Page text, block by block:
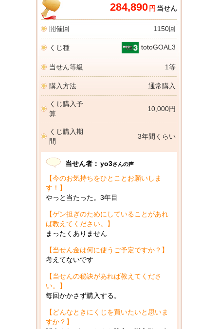
284,890 円 当せん
開催回 1150回
くじ種 totoGOAL3
当せん等級 1等
購入方法 通常購入
くじ購入予
算
10,000円
くじ購入期
間
3年間くらい
当せん者： yo3さんの声
【今のお気持ちをひとことお願いしま
す！】
やっと当たった。3年目
【ゲン担ぎのためにしていることがあれ
ば教えてください。】
まったくありません
【当せん金は何に使うご予定ですか？】
考えてないです
【当せんの秘訣があれば教えてくださ
い。】
毎回かかさず購入する。
【どんなときにくじを買いたいと思いま
すか？】